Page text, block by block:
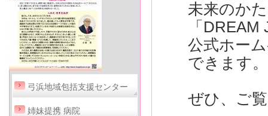
弓浜地域包括支援センター
姉妹提携 病院
未来のか
「
公式ホー
できます。
ぜひ、ご